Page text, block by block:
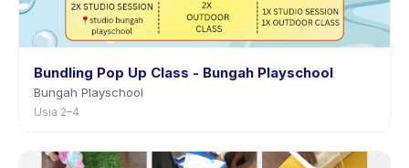
Bundling Pop Up Class - Bungah Playschool
Bungah Playschool
Usia 2–4